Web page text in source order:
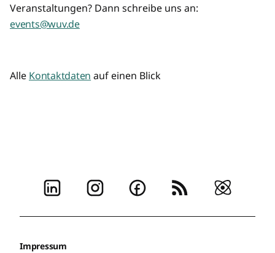
Veranstaltungen? Dann schreibe uns an:
events@wuv.de
Alle Kontaktdaten auf einen Blick
Impressum